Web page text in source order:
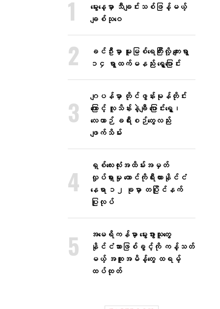
မွေးနေ့မှာ သီချင်းသစ်ဖြန့်မယ့်
ချစ်သုဝေ
ခင်ဦးမှာ မူးမြစ်ရေကြီးလို့ ကျေးရွာ
၁၄ ရွာထက်မနည်း ရွှေ့ပြောင်း
ဂျပန်မှာ တိုင်ဖွန်းမုန်တိုင်း
ကြောင့် လူသိန်းနဲ့ချီ ပြောင်းရွှေ့၊
လေယာဉ် ခရီးစဉ်တွေလည်း
ဖျက်သိမ်း
ရှစ်လေးလုံးအထိမ်းအမှတ်
လှုပ်ရှားမှု တောင်ကိုရီးယားနိုင်ငံ
နေရာ ၁၂ ခုမှာ တပြိုင်နက်
ပြုလုပ်
အမေရိကန်မှာ မွေးဖွားသူတွေ
နိုင်ငံသားဖြစ်ခွင့်ကို ကန့်သတ်
မယ့် အထူးအမိန့်တွေ ထရမ့်
ထပ်ထုတ်